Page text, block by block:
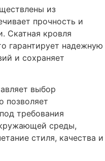
из
прочность и
Скатная кровля
гарантирует надежную
и сохраняет
выбор
позволяет
требования
среды,
стиля, качества и